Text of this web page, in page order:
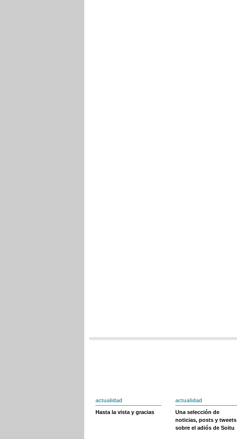
actualidad
Hasta la vista y gracias
actualidad
Una selección de
noticias, posts y tweets
sobre el adiós de Soitu